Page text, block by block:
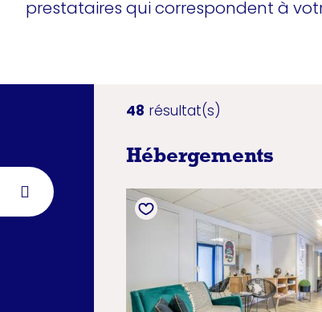
prestataires qui correspondent à
48 résultat(s)
Hébergements